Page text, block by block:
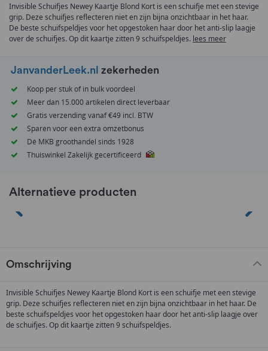
Invisible Schuifjes Newey Kaartje Blond Kort is een schuifje met een stevige
grip. Deze schuifjes reflecteren niet en zijn bijna onzichtbaar in het haar.
De beste schuifspeldjes voor het opgestoken haar door het anti-slip laagje
over de schuifjes. Op dit kaartje zitten 9 schuifspeldjes. lees meer
JanvanderLeek.nl zekerheden
Koop per stuk of in bulk voordeel
Meer dan 15.000 artikelen direct leverbaar
Gratis verzending vanaf €49 incl. BTW
Sparen voor een extra omzetbonus
Dé MKB groothandel sinds 1928
Thuiswinkel Zakelijk gecertificeerd
afbeeldingen-
Alternatieve producten
Omschrijving
Invisible Schuifjes Newey Kaartje Blond Kort is een schuifje met een stevige
grip. Deze schuifjes reflecteren niet en zijn bijna onzichtbaar in het haar. De
beste schuifspeldjes voor het opgestoken haar door het anti-slip laagje over
de schuifjes. Op dit kaartje zitten 9 schuifspeldjes.